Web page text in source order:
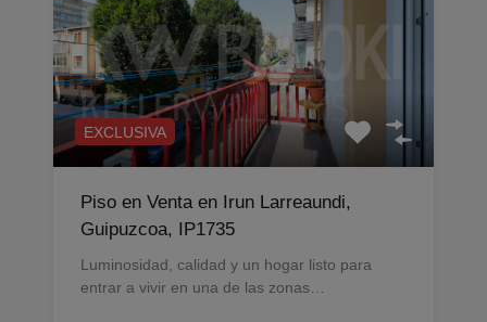
EXCLUSIVA
Piso en Venta en Irun Larreaundi,
Guipuzcoa, IP1735
Luminosidad, calidad y un hogar listo para
entrar a vivir en una de las zonas…